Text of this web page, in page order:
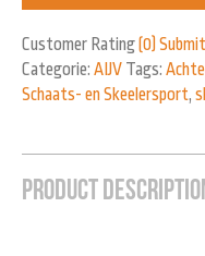
Customer Rating(0)
Categorie: AIJV Tags:
Schaats- en Skeelersport,
Product